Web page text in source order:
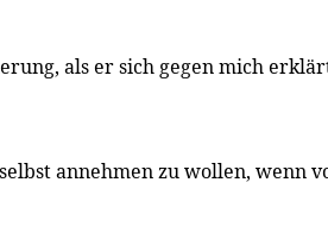
als er sich gegen mich
annehmen zu wollen, wenn